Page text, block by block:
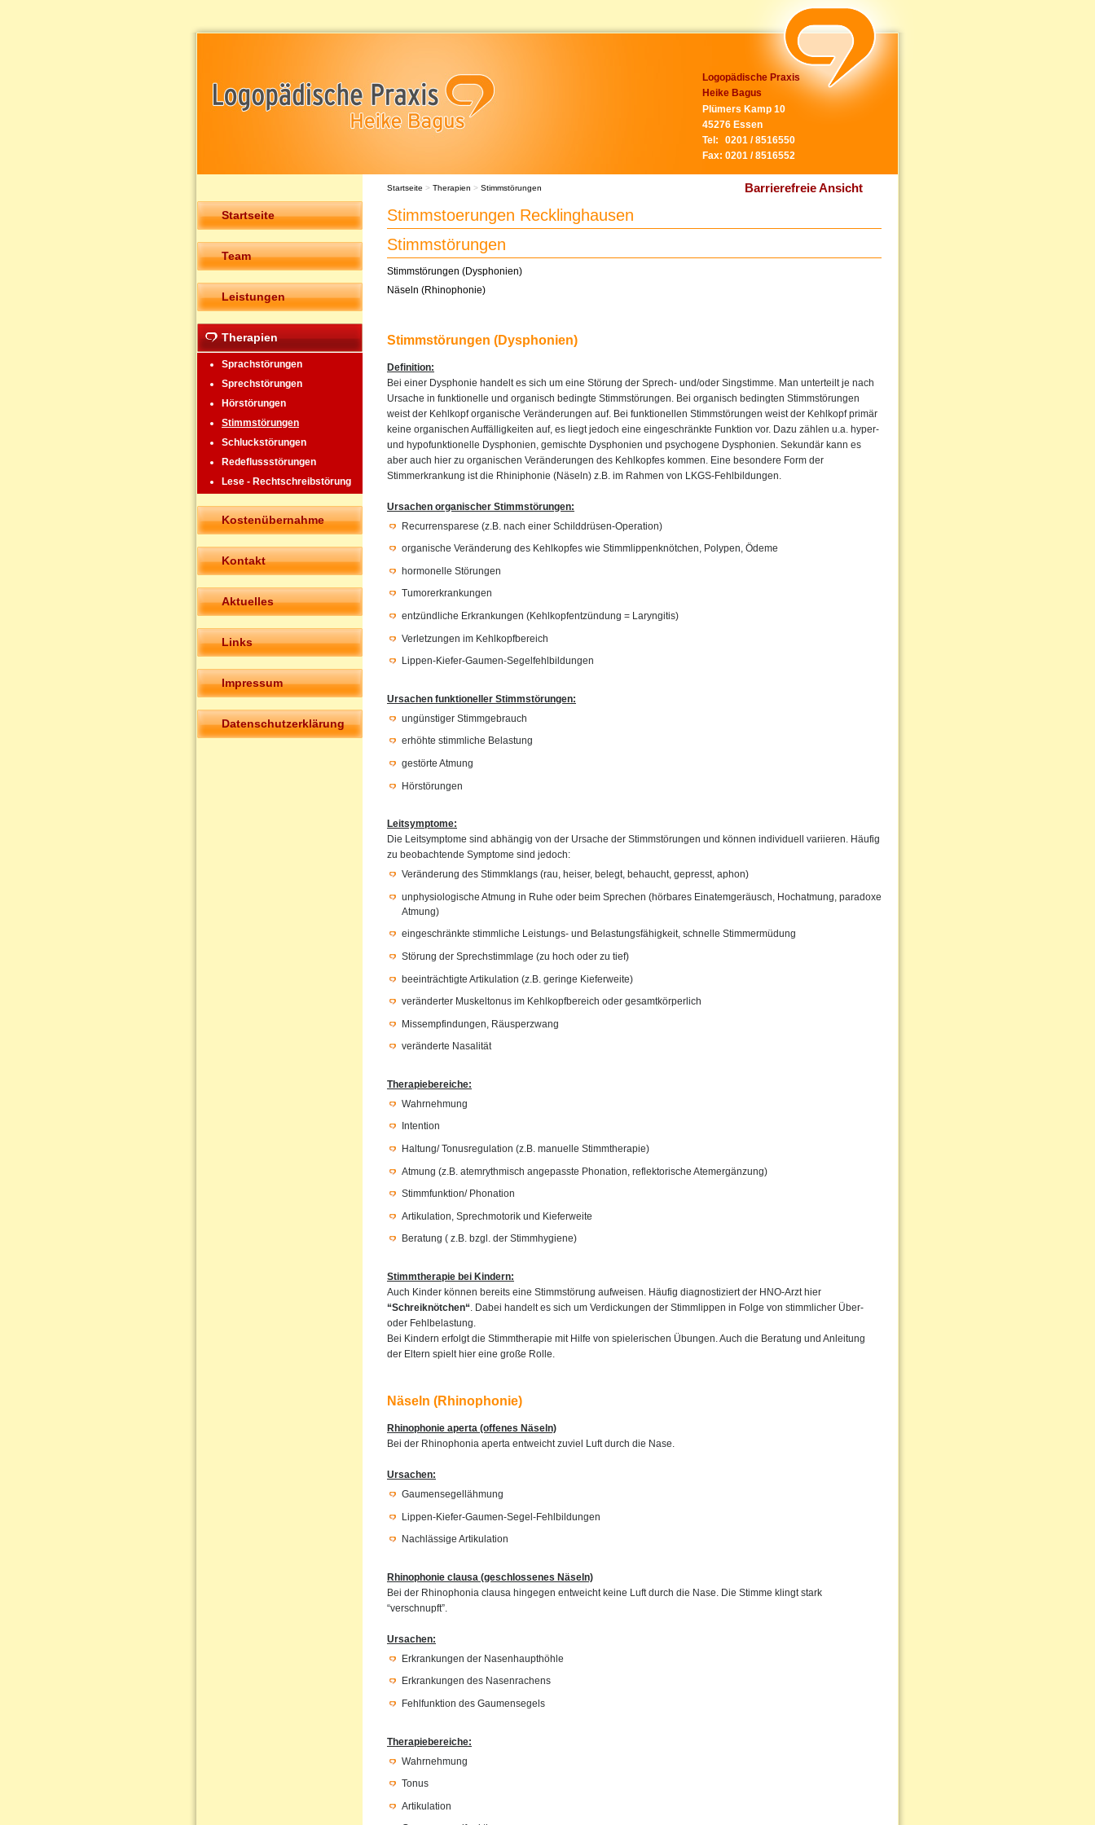
Logopädische Praxis
Heike Bagus
Plümers Kamp 10
45276 Essen
Tel:
0201 / 8516550
Fax: 0201 / 8516552
Barrierefreie Ansicht
Startseite
Team
Leistungen
Therapien
Sprachstörungen
Sprechstörungen
Hörstörungen
Stimmstörungen
Schluckstörungen
Redeflussstörungen
Lese - Rechtschreibstörung
Kostenübernahme
Kontakt
Aktuelles
Links
Impressum
Datenschutzerklärung
Startseite > Therapien > Stimmstörungen
Stimmstoerungen Recklinghausen
Stimmstörungen
Stimmstörungen (Dysphonien)
Näseln (Rhinophonie)
Stimmstörungen (Dysphonien)
Definition:
Bei einer Dysphonie handelt es sich um eine Störung der Sprech- und/oder Singstimme. Man unterteilt je nach
Ursache in funktionelle und organisch bedingte Stimmstörungen. Bei organisch bedingten Stimmstörungen
weist der Kehlkopf organische Veränderungen auf. Bei funktionellen Stimmstörungen weist der Kehlkopf primär
keine organischen Auffälligkeiten auf, es liegt jedoch eine eingeschränkte Funktion vor. Dazu zählen u.a. hyper-
und hypofunktionelle Dysphonien, gemischte Dysphonien und psychogene Dysphonien. Sekundär kann es
aber auch hier zu organischen Veränderungen des Kehlkopfes kommen. Eine besondere Form der
Stimmerkrankung ist die Rhiniphonie (Näseln) z.B. im Rahmen von LKGS-Fehlbildungen.
Ursachen organischer Stimmstörungen:
Recurrensparese (z.B. nach einer Schilddrüsen-Operation)
organische Veränderung des Kehlkopfes wie Stimmlippenknötchen, Polypen, Ödeme
hormonelle Störungen
Tumorerkrankungen
entzündliche Erkrankungen (Kehlkopfentzündung = Laryngitis)
Verletzungen im Kehlkopfbereich
Lippen-Kiefer-Gaumen-Segelfehlbildungen
Ursachen funktioneller Stimmstörungen:
ungünstiger Stimmgebrauch
erhöhte stimmliche Belastung
gestörte Atmung
Hörstörungen
Leitsymptome:
Die Leitsymptome sind abhängig von der Ursache der Stimmstörungen und können individuell variieren. Häufig
zu beobachtende Symptome sind jedoch:
Veränderung des Stimmklangs (rau, heiser, belegt, behaucht, gepresst, aphon)
unphysiologische Atmung in Ruhe oder beim Sprechen (hörbares Einatemgeräusch, Hochatmung, paradoxe
Atmung)
eingeschränkte stimmliche Leistungs- und Belastungsfähigkeit, schnelle Stimmermüdung
Störung der Sprechstimmlage (zu hoch oder zu tief)
beeinträchtigte Artikulation (z.B. geringe Kieferweite)
veränderter Muskeltonus im Kehlkopfbereich oder gesamtkörperlich
Missempfindungen, Räusperzwang
veränderte Nasalität
Therapiebereiche:
Wahrnehmung
Intention
Haltung/ Tonusregulation (z.B. manuelle Stimmtherapie)
Atmung (z.B. atemrythmisch angepasste Phonation, reflektorische Atemergänzung)
Stimmfunktion/ Phonation
Artikulation, Sprechmotorik und Kieferweite
Beratung ( z.B. bzgl. der Stimmhygiene)
Stimmtherapie bei Kindern:
Auch Kinder können bereits eine Stimmstörung aufweisen. Häufig diagnostiziert der HNO-Arzt hier
“Schreiknötchen“. Dabei handelt es sich um Verdickungen der Stimmlippen in Folge von stimmlicher Über-
oder Fehlbelastung.
Bei Kindern erfolgt die Stimmtherapie mit Hilfe von spielerischen Übungen. Auch die Beratung und Anleitung
der Eltern spielt hier eine große Rolle.
Näseln (Rhinophonie)
Rhinophonie aperta (offenes Näseln)
Bei der Rhinophonia aperta entweicht zuviel Luft durch die Nase.
Ursachen:
Gaumensegellähmung
Lippen-Kiefer-Gaumen-Segel-Fehlbildungen
Nachlässige Artikulation
Rhinophonie clausa (geschlossenes Näseln)
Bei der Rhinophonia clausa hingegen entweicht keine Luft durch die Nase. Die Stimme klingt stark
“verschnupft”.
Ursachen:
Erkrankungen der Nasenhaupthöhle
Erkrankungen des Nasenrachens
Fehlfunktion des Gaumensegels
Therapiebereiche:
Wahrnehmung
Tonus
Artikulation